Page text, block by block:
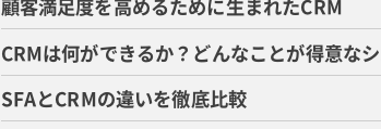
顧客満足度を高めるために生まれたCRM
CRMは何ができるか？どんなことが得意な
SFAとCRMの違いを徹底比較